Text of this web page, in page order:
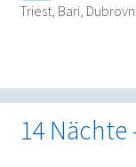
Triest, Bari,
14